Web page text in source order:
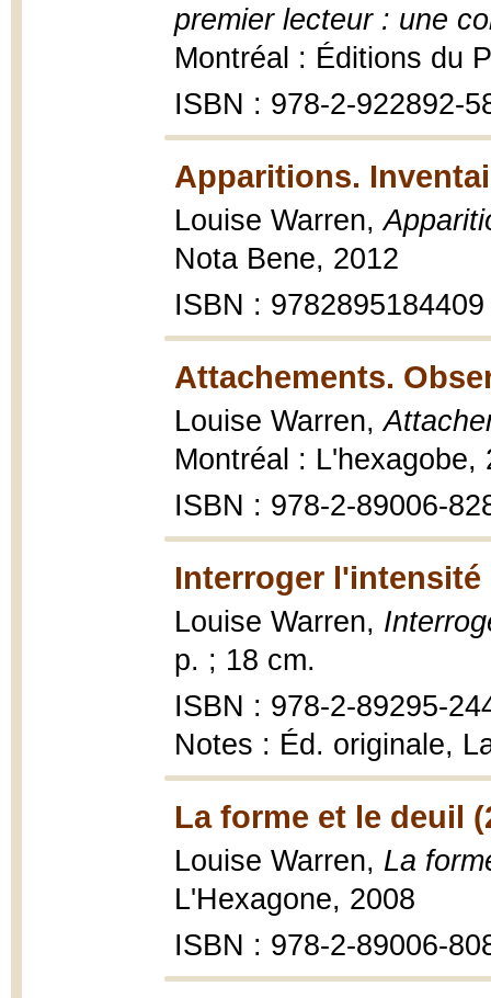
premier lecteur : une
Montréal : Éditions du
ISBN : 978-2-922892-
Apparitions.
Louise Warren,
Nota Bene, 2012
ISBN : 9782895184409
Attachements.
Louise Warren,
Montréal : L'hexagobe,
ISBN : 978-2-89006-
Interroger l'intensité
Louise Warren,
p. ; 18 cm.
ISBN : 978-2-89295-
Notes : Éd. originale,
La forme et le deuil
Louise Warren, La
L'Hexagone, 2008
ISBN : 978-2-89006-